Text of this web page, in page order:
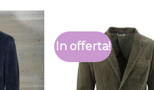
In offerta!